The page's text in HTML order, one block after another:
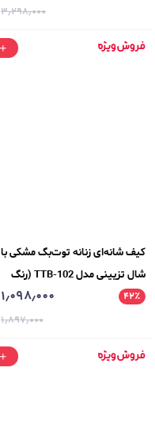
۳٫۲۹۸٫۰۰۰
کیف شانه‌ای زنانه توت‌بگ مشکی با
شال تزیینی مدل TTB-102 (رنگ
مشکی)
۴۲٪ ۱٫۰۹۸٫۰۰۰
۱٫۸۹۷٫۰۰۰